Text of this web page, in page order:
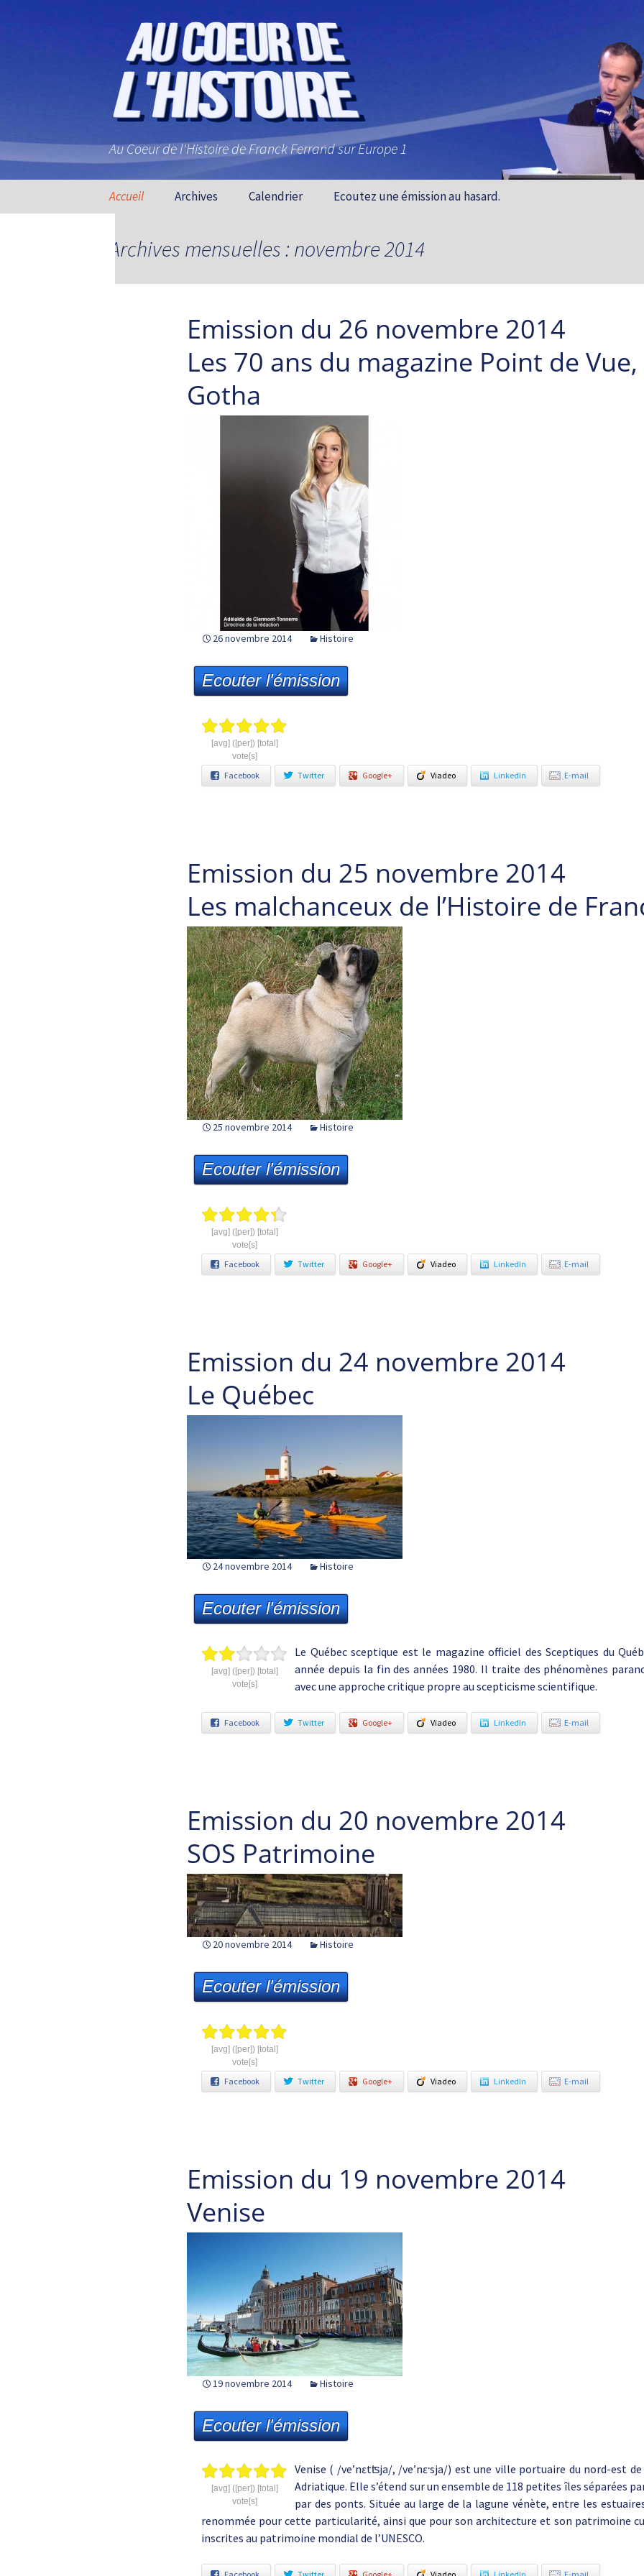
Au Coeur de l'Histoire de Franck Ferrand sur Europe 1
Aller au contenu principal
Accueil Archives Calendrier Ecoutez une émission au hasard.
Archives mensuelles : novembre 2014
Emission du 26 novembre 2014
Les 70 ans du magazine Point de
Gotha
26 novembre 2014 Histoire
Ecouter l'émission
[avg] ([per]) [total]
vote[s]
Facebook Twitter Google+ Viadeo LinkedIn E-mail
Emission du 25 novembre 2014
Les malchanceux de l’Histoire de
25 novembre 2014 Histoire
Ecouter l'émission
[avg] ([per]) [total]
vote[s]
Facebook Twitter Google+ Viadeo LinkedIn E-mail
Emission du 24 novembre 2014
Le Québec
24 novembre 2014 Histoire
Ecouter l'émission
[avg] ([per]) [total]
vote[s]
Le Québec sceptique est le magazine officiel des Sceptiques du
année depuis la fin des années 1980. Il traite des phénomènes
avec une approche critique propre au scepticisme scientifique.
Facebook Twitter Google+ Viadeo LinkedIn E-mail
Emission du 20 novembre 2014
SOS Patrimoine
20 novembre 2014 Histoire
Ecouter l'émission
[avg] ([per]) [total]
vote[s]
Facebook Twitter Google+ Viadeo LinkedIn E-mail
Emission du 19 novembre 2014
Venise
19 novembre 2014 Histoire
Ecouter l'émission
[avg] ([per]) [total]
vote[s]
Venise ( /ve’nɛtʦja/, /ve’nɛˑsja/) est une ville portuaire du nord-est
Adriatique. Elle s’étend sur un ensemble de 118 petites îles séparées
par des ponts. Située au large de la lagune vénète, entre les
renommée pour cette particularité, ainsi que pour son architecture et son patrimoine
inscrites au patrimoine mondial de l’UNESCO.